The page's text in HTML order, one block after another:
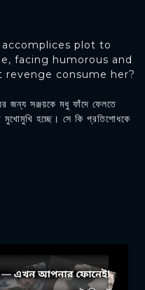
plot to
facing humorous and
revenge consume her?
জন্য সঞ্জয়কে মধু ফাঁদে ফেলতে
মুখোমুখি হচ্ছে। সে কি প্রতিশোধকে